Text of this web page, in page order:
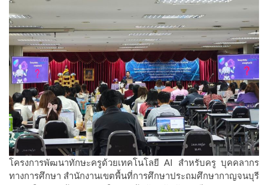
โครงการพัฒนาทักษะครูด้วยเทคโนโลยี AI สำหรับครู บุคคลากร
ทางการศึกษา สำนักงานเขตพื้นที่การศึกษาประถมศึกษากาญจนบุรี